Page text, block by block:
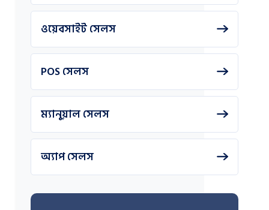
ওয়েবসাইট সেলস
POS সেলস
ম্যানুয়াল সেলস
অ্যাপ সেলস